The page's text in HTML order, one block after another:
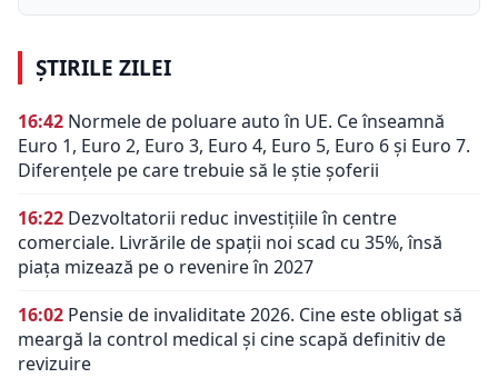
ȘTIRILE ZILEI
16:42 Normele de poluare auto în UE. Ce înseamnă
Euro 1, Euro 2, Euro 3, Euro 4, Euro 5, Euro 6 și Euro 7.
Diferențele pe care trebuie să le știe șoferii
16:22 Dezvoltatorii reduc investițiile în centre
comerciale. Livrările de spații noi scad cu 35%, însă
piața mizează pe o revenire în 2027
16:02 Pensie de invaliditate 2026. Cine este obligat să
meargă la control medical și cine scapă definitiv de
revizuire